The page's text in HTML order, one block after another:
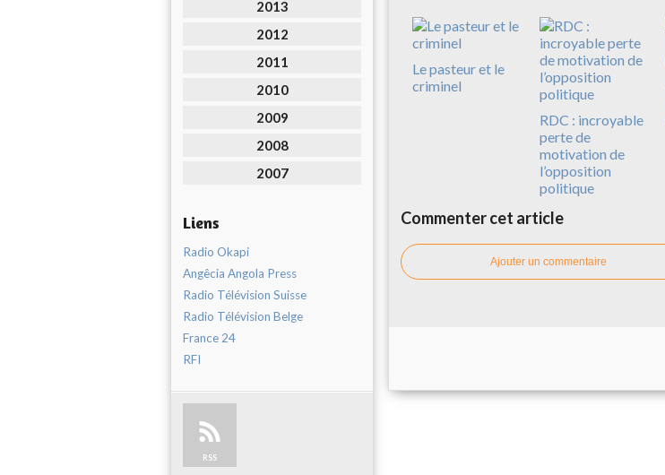
2013
2012
2011
2010
2009
2008
2007
Liens
Radio Okapi
Angêcia Angola Press
Radio Télévision Suisse
Radio Télévision Belge
France 24
RFI
RSS
Le pasteur et le
criminel
RDC : incroyable
perte de
motivation de
l’opposition
politique
Commenter cet article
Ajouter un commentaire